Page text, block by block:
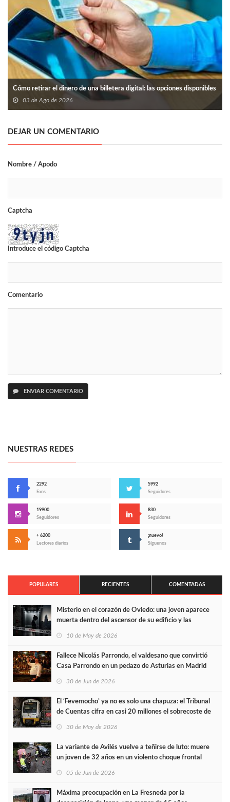
Cómo retirar el dinero de una billetera digital: las opciones disponibles
03 de Ago de 2026
DEJAR UN COMENTARIO
Nombre / Apodo
Captcha
Introduce el código Captcha
Comentario
ENVIAR COMENTARIO
NUESTRAS REDES
2292
Fans
5992
Seguidores
19900
Seguidores
830
Seguidores
+ 6200
Lectores diarios
¡nuevo!
Síguenos
POPULARES RECIENTES COMENTADAS
Misterio en el corazón de Oviedo: una joven aparece
muerta dentro del ascensor de su edificio y las
10 de May de 2026
Fallece Nicolás Parrondo, el valdesano que convirtió
Casa Parrondo en un pedazo de Asturias en Madrid
30 de Jun de 2026
El ‘Fevemocho’ ya no es solo una chapuza: el Tribunal
de Cuentas cifra en casi 20 millones el sobrecoste de
30 de May de 2026
La variante de Avilés vuelve a teñirse de luto: muere
un joven de 32 años en un violento choque frontal
05 de Jun de 2026
Máxima preocupación en La Fresneda por la